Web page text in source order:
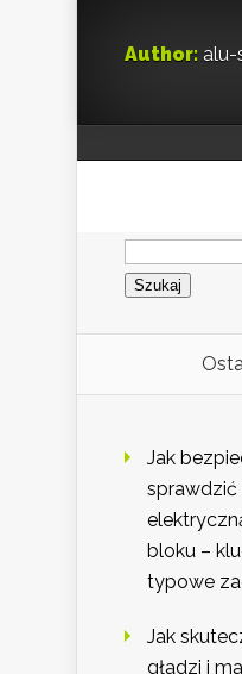
Author: alu-
Szukaj:
Jak
sprawdzić
bloku –
typowe
Jak
gładzi i